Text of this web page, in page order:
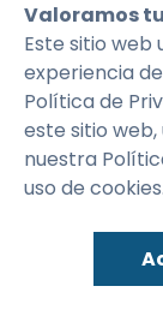
reservados.
Política de
Valoramos
Este sitio
experiencia
Política de
este sitio
nuestra
uso de cookies.